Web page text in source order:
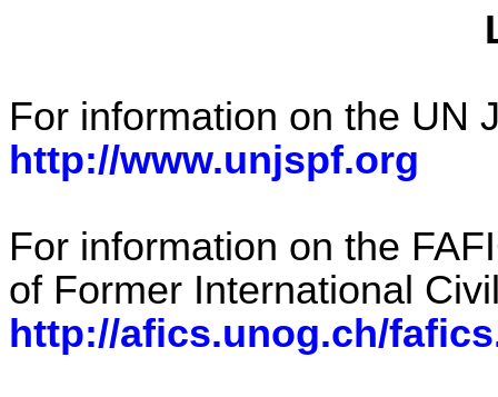
For information on the UN
http://www.unjspf.org
For information on the
of Former International
http://afics.unog.ch/